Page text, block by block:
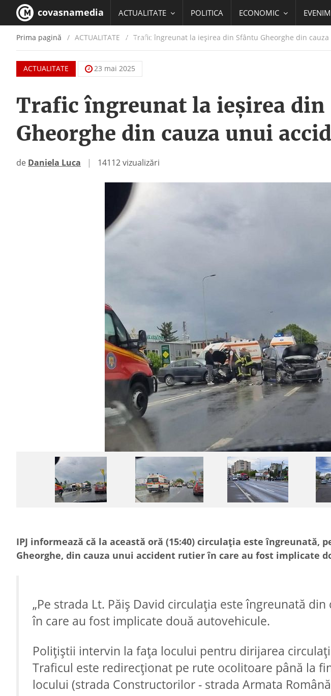
covasnamedia ACTUALITATE POLITICA ECONOMIC
EDUCATIE
Prima pagină ACTUALITATE / Trafic îngreunat la ieșirea din Sfântu Gheorghe din
ACTUALITATE 23 mai 2025
Trafic îngreunat la ieșirea din
Gheorghe din cauza unui
de Daniela Luca | 14112 vizualizări
IPJ informează că la această oră (15:40) circulația este îngreunată,
Gheorghe, din cauza unui accident rutier în care au fost implicate
„Pe strada Lt. Păiș David circulația este îngreunată
în care au fost implicate două autovehicule.
Polițiștii intervin la fața locului pentru dirijarea
Traficul este redirecționat pe rute ocolitoare până la
locului (strada Constructorilor - strada Armata